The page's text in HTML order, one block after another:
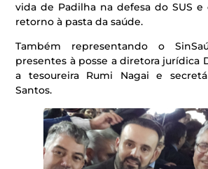
vida de Padilha na defesa do SUS e
retorno à pasta da saúde.
Também representando o
presentes à posse a diretora jurídica
a tesoureira Rumi Nagai e
Santos.